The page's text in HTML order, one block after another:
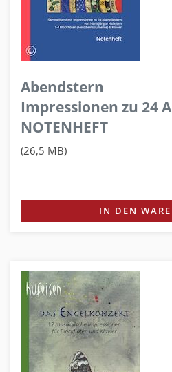
Abendstern
Impressionen zu 24
NOTENHEFT
(26,5 MB)
IN DEN